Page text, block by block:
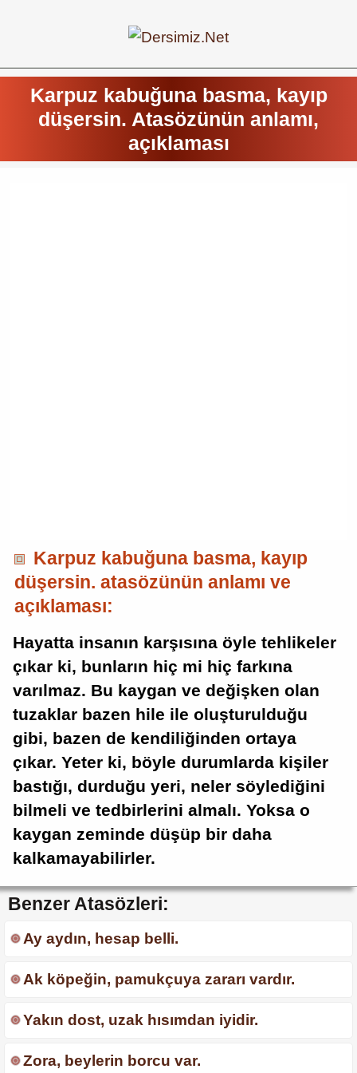
Karpuz kabuğuna basma, kayıp
düşersin. Atasözünün anlamı,
açıklaması
Karpuz kabuğuna basma, kayıp
düşersin. atasözünün anlamı ve
açıklaması:
Hayatta insanın karşısına öyle tehlikeler
çıkar ki, bunların hiç mi hiç farkına
varılmaz. Bu kaygan ve değişken olan
tuzaklar bazen hile ile oluşturulduğu
gibi, bazen de kendiliğinden ortaya
çıkar. Yeter ki, böyle durumlarda kişiler
bastığı, durduğu yeri, neler söylediğini
bilmeli ve tedbirlerini almalı. Yoksa o
kaygan zeminde düşüp bir daha
kalkamayabilirler.
Benzer Atasözleri:
Ay aydın, hesap belli.
Ak köpeğin, pamukçuya zararı vardır.
Yakın dost, uzak hısımdan iyidir.
Zora, beylerin borcu var.